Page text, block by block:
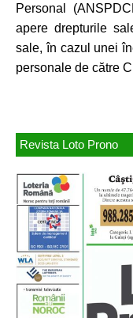
Personal
apere drepturile
sale, în cazul unei
personale de către
Revista Loto Prono